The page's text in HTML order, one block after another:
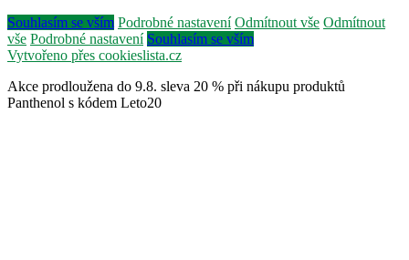
Souhlasím se vším Podrobné nastavení Odmítnout vše Odmítnout
vše Podrobné nastavení Souhlasím se vším
Vytvořeno přes cookieslista.cz
Akce prodloužena do 9.8. sleva 20 % při nákupu produktů
Panthenol s kódem Leto20